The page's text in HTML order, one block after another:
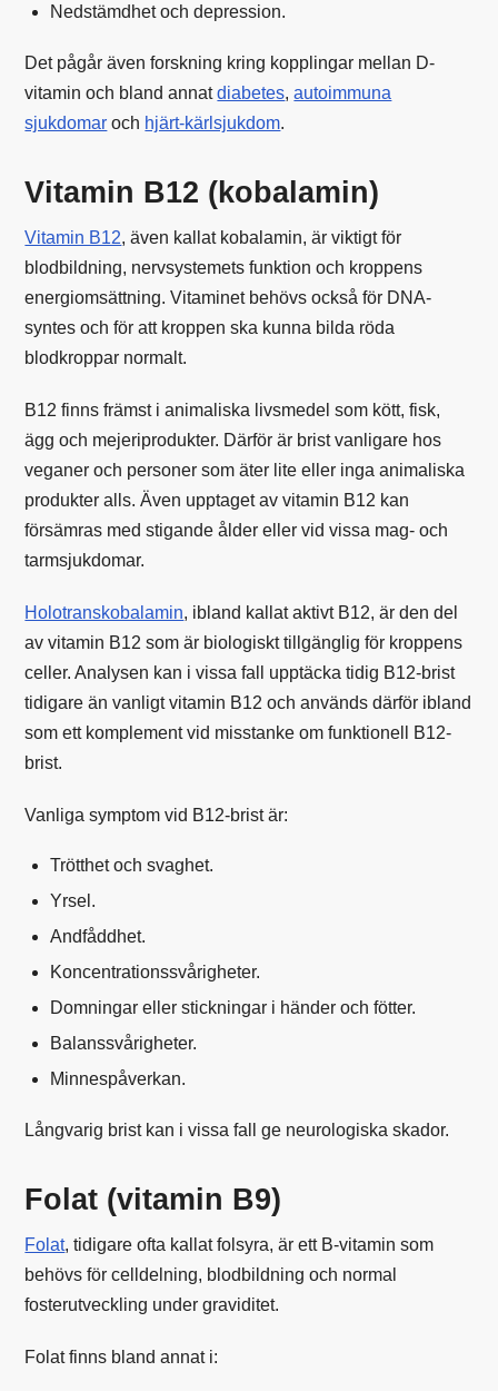
Nedstämdhet och depression.
Det pågår även forskning kring kopplingar mellan D-
vitamin och bland annatdiabetes,autoimmuna
sjukdomar och hjärt-kärlsjukdom.
Vitamin B12 (kobalamin)
Vitamin B12, även kallat kobalamin, är viktigt för
blodbildning, nervsystemets funktion och kroppens
energiomsättning. Vitaminet behövs också för DNA-
syntes och för att kroppen ska kunna bilda röda
blodkroppar normalt.
B12 finns främst i animaliska livsmedel som kött, fisk,
ägg och mejeriprodukter. Därför är brist vanligare hos
veganer och personer som äter lite eller inga animaliska
produkter alls. Även upptaget av vitamin B12 kan
försämras med stigande ålder eller vid vissa mag- och
tarmsjukdomar.
Holotranskobalamin, ibland kallat aktivt B12, är den del
av vitamin B12 som är biologiskt tillgänglig för kroppens
celler. Analysen kan i vissa fall upptäcka tidig B12-brist
tidigare än vanligt vitamin B12 och används därför ibland
som ett komplement vid misstanke om funktionell B12-
brist.
Vanliga symptom vid B12-brist är:
Trötthet och svaghet.
Yrsel.
Andfåddhet.
Koncentrationssvårigheter.
Domningar eller stickningar i händer och fötter.
Balanssvårigheter.
Minnespåverkan.
Långvarig brist kan i vissa fall ge neurologiska skador.
Folat (vitamin B9)
Folat, tidigare ofta kallat folsyra, är ett B-vitamin som
behövs för celldelning, blodbildning och normal
fosterutveckling under graviditet.
Folat finns bland annat i: